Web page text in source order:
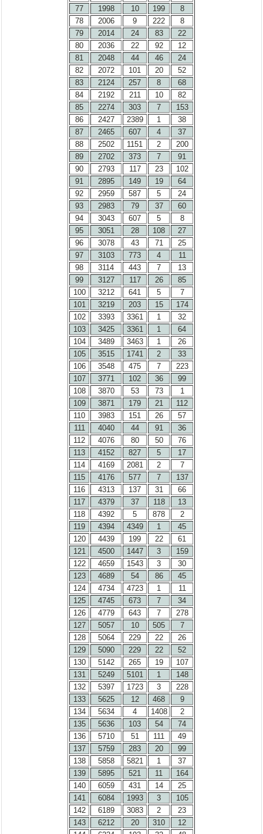
77
1998 10 199
8
78
2006 9 222
8
79
2014 24 83
22
80
2036 22 92
12
81
2048 44 46
24
82
2072 101 20
52
83
2124 257 8
68
84
2192 211 10
82
85
2274 303 7
153
86
2427 2389 1
38
87
2465 607 4
37
88
2502 1151 2
200
89
2702 373 7
91
90
2793 117 23
102
91
2895 149 19
64
92
2959 587 5
24
93
2983 79 37
60
94
3043 607 5
8
95
3051 28 108
27
96
3078 43 71
25
97
3103 773 4
11
98
3114 443 7
13
99
3127 117 26
85
100
3212 641 5
7
101
3219 203 15
174
102
3393 3361 1
32
103
3425 3361 1
64
104
3489 3463 1
26
105
3515 1741 2
33
106
3548 475 7
223
107
3771 102 36
99
108
3870 53 73
1
109
3871 179 21
112
110
3983 151 26
57
111
4040 44 91
36
112
4076 80 50
76
113
4152 827 5
17
114
4169 2081 2
7
115
4176 577 7
137
116
4313 137 31
66
117
4379 37 118
13
118
4392 5 878
2
119
4394 4349 1
45
120
4439 199 22
61
121
4500 1447 3
159
122
4659 1543 3
30
123
4689 54 86
45
124
4734 4723 1
11
125
4745 673 7
34
126
4779 643 7
278
127
5057 10 505
7
128
5064 229 22
26
129
5090 229 22
52
130
5142 265 19
107
131
5249 5101 1
148
132
5397 1723 3
228
133
5625 12 468
9
134
5634 4 1408
2
135
5636 103 54
74
136
5710 51 111
49
137
5759 283 20
99
138
5858 5821 1
37
139
5895 521 11
164
140
6059 431 14
25
141
6084 1993 3
105
142
6189 3083 2
23
143
6212 20 310
12